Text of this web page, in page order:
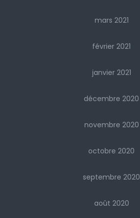
mars 2021
février 2021
janvier 2021
décembre 2020
novembre 2020
octobre 2020
septembre 2020
août 2020